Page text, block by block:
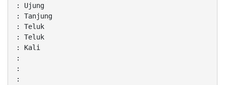
: Ujung
: Tanjung
: Teluk
: Teluk
: Kali
:
:
: